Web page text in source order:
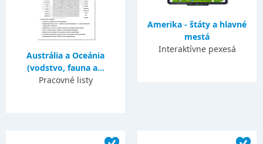
Austrália a Oceánia
(vodstvo, fauna a...
Pracovné listy
Amerika - štáty a hlavné
mestá
Interaktívne pexesá